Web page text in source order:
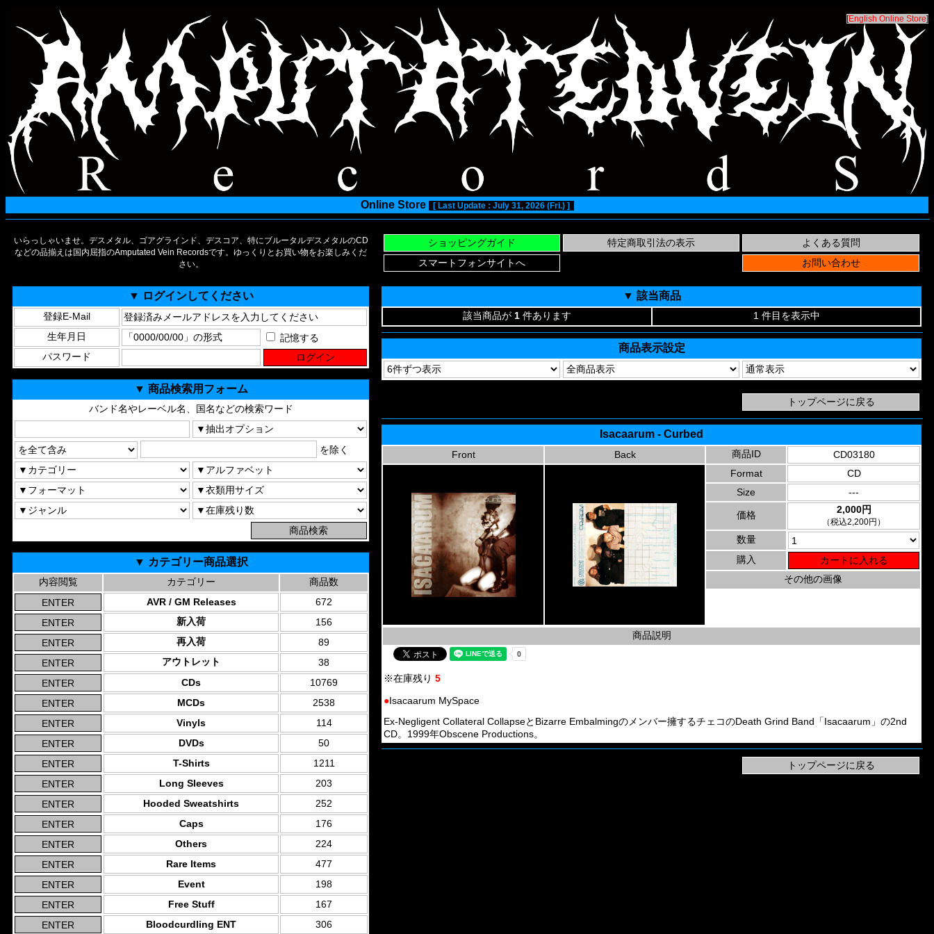
[English Online Store]
Online Store [ Last Update : July 31, 2026 (Fri.) ]
いらっしゃいませ。デスメタル、ゴアグラインド、デスコア、特にブルータルデスメタルのCD
などの品揃えは国内屈指のAmputated Vein Recordsです。ゆっくりとお買い物をお楽しみくだ
さい。
▼ ログインしてください
登録E-Mail
生年月日
記憶する
パスワード
▼ 商品検索用フォーム
バンド名やレーベル名、国名などの検索ワード
を除く
▼ カテゴリー商品選択
内容閲覧 カテゴリー
商品数
AVR / GM Releases
672
新入荷
156
再入荷
89
アウトレット
38
CDs
10769
MCDs
2538
Vinyls
114
DVDs
50
T-Shirts
1211
Long Sleeves
203
Hooded Sweatshirts
252
Caps
176
Others
224
Rare Items
477
Event
198
Free Stuff
167
Bloodcurdling ENT
306
▼ 該当商品
該当商品が 1 件あります 1 件目を表示中
商品表示設定
Isacaarum - Curbed
Front Back 商品ID
CD03180
Format
CD
Size
---
価格 2,000円
（税込2,200円）
数量
購入
その他の画像
商品説明
※在庫残り 5
●Isacaarum MySpace
Ex-Negligent Collateral CollapseとBizarre Embalmingのメンバー擁するチェコのDeath Grind Band「Isacaarum」の2nd
CD。1999年Obscene Productions。